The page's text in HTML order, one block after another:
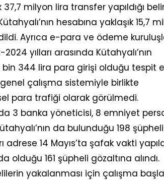
milyon lira transfer yapıldığı
hesabına yaklaşık 15,7
Ayrıca e-para ve ödeme
yılları arasında Kütahyalı’nın
344 lira para girişi olduğu tespit
çalışma sistemiyle birlikte
para trafiği olarak görülmedi.
3 banka yöneticisi, 8 emniyet
da bulunduğu 198
adrese 14 Mayıs’ta şafak vakti
olduğu 161 şüpheli gözaltına alındı.
yakalanması için çalışma